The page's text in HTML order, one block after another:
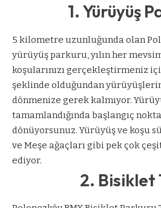
1. Yürüyüş
5 kilometre uzunluğunda olan
yürüyüş parkuru, yılın her
koşularınızı gerçekleştirmeniz
şeklinde olduğundan
dönmenize gerek kalmıyor.
tamamlandığında başlangıç
dönüyorsunuz. Yürüyüş ve koşu
ve Meşe ağaçları gibi pek çok
ediyor.
2. Bisiklet